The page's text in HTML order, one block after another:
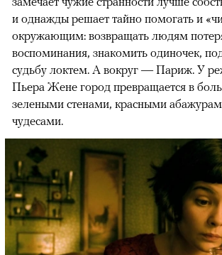
и однажды решает тайно помогать и
окружающим: возвращать людям
воспоминания, знакомить одиночек,
судьбу локтем. А вокруг — Париж. У
Пьера Жене город превращается в
зелеными стенами, красными
чудесами.